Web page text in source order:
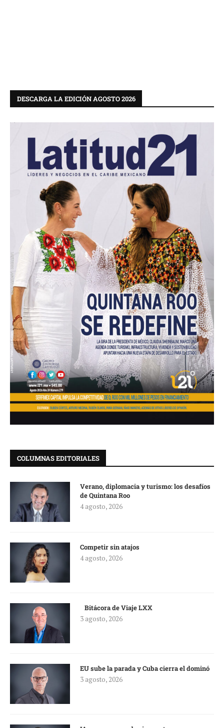
DESCARGA LA EDICIÓN AGOSTO 2026
COLUMNAS EDITORIALES
Verano, diplomacia y turismo: los desafíos
de Quintana Roo
4 agosto, 2026
Competir sin atajos
4 agosto, 2026
Bitácora de Viaje LXX
3 agosto, 2026
EU sube la parada y Cuba cierra el dominó
3 agosto, 2026